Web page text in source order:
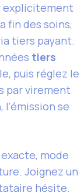
explicitement
fin des soins,
tiers payant.
tiers
puis réglez le
par virement
, l’émission se
mode
Joignez un
hésite.